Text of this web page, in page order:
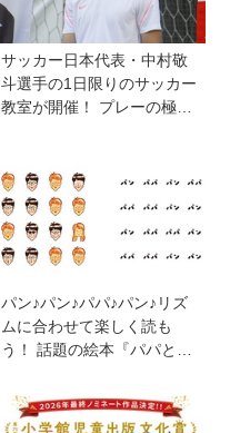
サッカー日本代表・中村敬
斗選手の1日限りのサッカー
教室が開催！ プレーの極意
イベントを詳しくレポ
パン♪パン♪パパ♪パン♪リズ
ムに合わせて楽しく読も
う！ 話題の絵本『パパとパ
ット・サニーブックスさん
に聞く子育てと絵本づくり